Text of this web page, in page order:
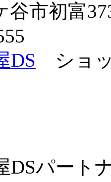
谷市初富
DS ショ
DSパート